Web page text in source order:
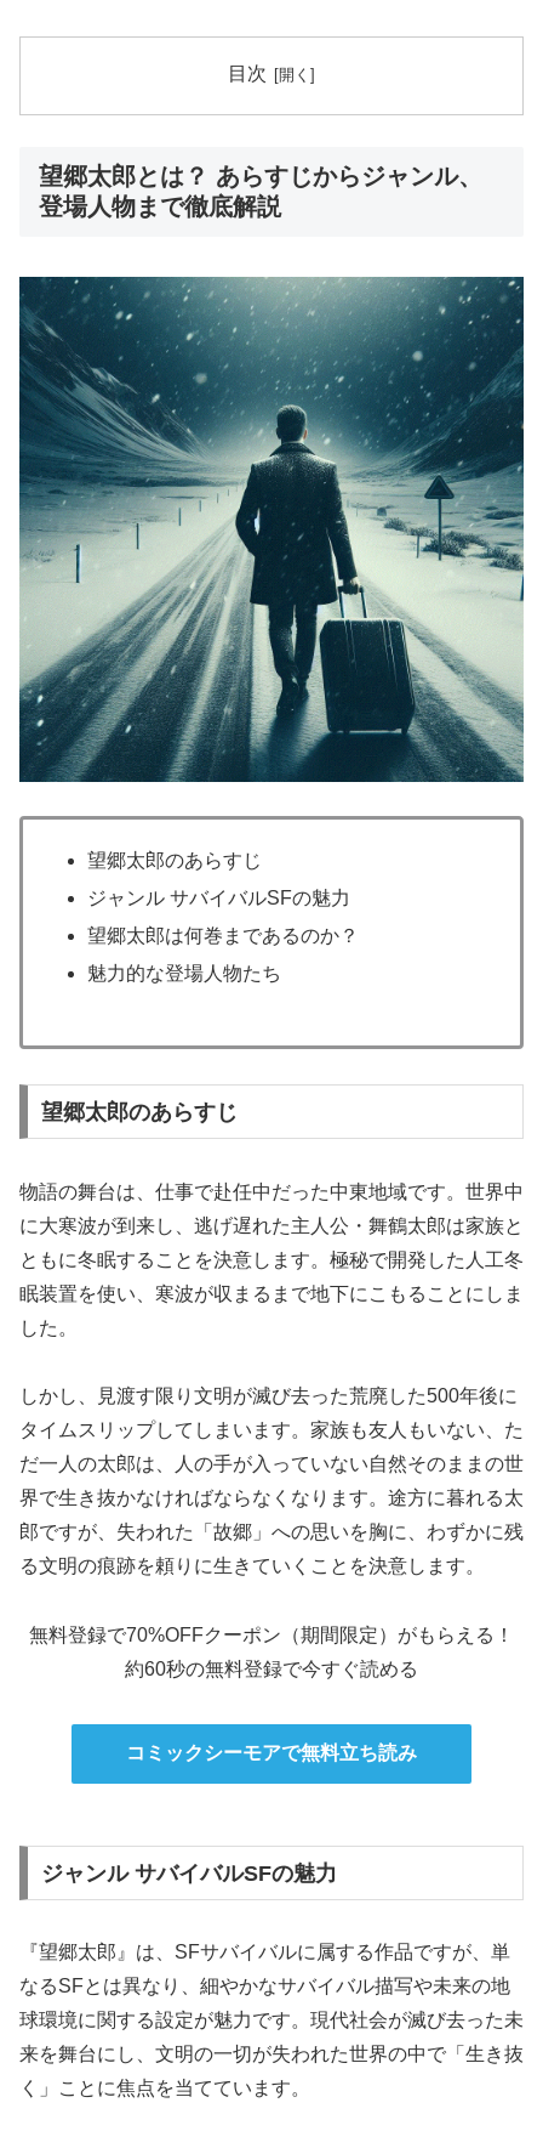
目次
望郷太郎とは？ あらすじからジャンル、
登場人物まで徹底解説
望郷太郎のあらすじ
ジャンル サバイバルSFの魅力
望郷太郎は何巻まであるのか？
魅力的な登場人物たち
望郷太郎のあらすじ
物語の舞台は、仕事で赴任中だった中東地域です。世界中
に大寒波が到来し、逃げ遅れた主人公・舞鶴太郎は家族と
ともに冬眠することを決意します。極秘で開発した人工冬
眠装置を使い、寒波が収まるまで地下にこもることにしま
した。
しかし、見渡す限り文明が滅び去った荒廃した500年後に
タイムスリップしてしまいます。家族も友人もいない、た
だ一人の太郎は、人の手が入っていない自然そのままの世
界で生き抜かなければならなくなります。途方に暮れる太
郎ですが、失われた「故郷」への思いを胸に、わずかに残
る文明の痕跡を頼りに生きていくことを決意します。
無料登録で70%OFFクーポン（期間限定）がもらえる！
約60秒の無料登録で今すぐ読める
コミックシーモアで無料立ち読み
ジャンル サバイバルSFの魅力
『望郷太郎』は、SFサバイバルに属する作品ですが、単
なるSFとは異なり、細やかなサバイバル描写や未来の地
球環境に関する設定が魅力です。現代社会が滅び去った未
来を舞台にし、文明の一切が失われた世界の中で「生き抜
く」ことに焦点を当てています。